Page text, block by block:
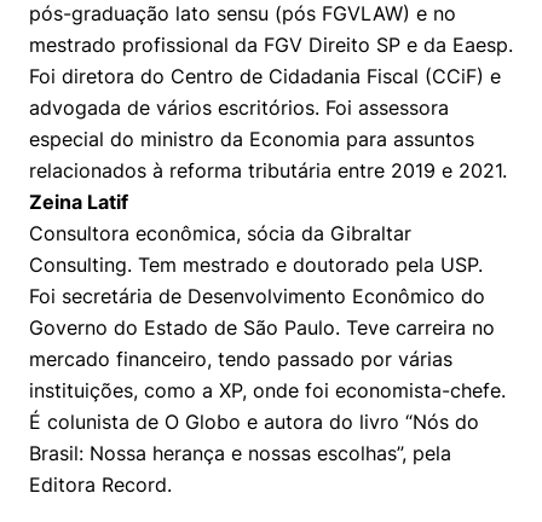
pós-graduação lato sensu (pós FGVLAW) e no
mestrado profissional da FGV Direito SP e da Eaesp.
Foi diretora do Centro de Cidadania Fiscal (CCiF) e
advogada de vários escritórios. Foi assessora
especial do ministro da Economia para assuntos
relacionados à reforma tributária entre 2019 e 2021.
Zeina Latif
Consultora econômica, sócia da Gibraltar
Consulting. Tem mestrado e doutorado pela USP.
Foi secretária de Desenvolvimento Econômico do
Governo do Estado de São Paulo. Teve carreira no
mercado financeiro, tendo passado por várias
instituições, como a XP, onde foi economista-chefe.
É colunista de O Globo e autora do livro “Nós do
Brasil: Nossa herança e nossas escolhas”, pela
Editora Record.